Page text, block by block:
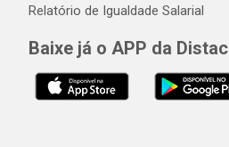
Relatório de Igualdade Salarial
Baixe já o APP da Distac